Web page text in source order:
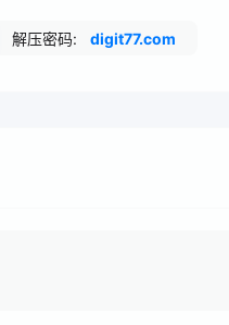
解压密码: digit77.com